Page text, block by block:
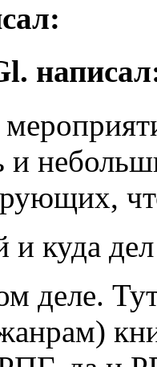
и
и куда
деле.